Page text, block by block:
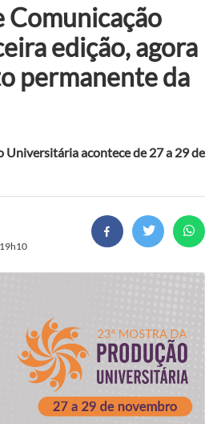
Comunicação
edição, agora
permanente da
Universitária acontece de 27 a 29 de